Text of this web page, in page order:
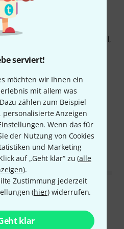
serviert!
möchten wir Ihnen ein
mit allem was
zählen zum Beispiel
personalisierte Anzeigen
Wenn das für
der Nutzung von Cookies
und Marketing
auf „Geht klar“ zu (alle
).
Zustimmung jederzeit
(hier) widerrufen.
klar
ich diese Batterie bestellen soll,
die Entscheidung nicht leicht
zu bestellen.
das klingt falsch.
Batterie meinen
schnell, sicher und
MELDEN
Preis